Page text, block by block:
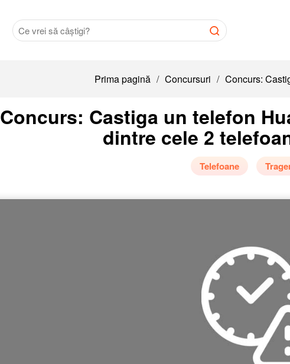
Prima pagină / Concursuri / Concurs:
Concurs: Castiga un telefon
dintre cele 2
Telefoane